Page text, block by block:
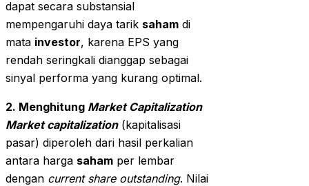
dapat secara substansial
mempengaruhi daya tarik saham di
mata investor, karena EPS yang
rendah seringkali dianggap sebagai
sinyal performa yang kurang optimal.
2. Menghitung Market Capitalization
Market capitalization(kapitalisasi
pasar) diperoleh dari hasil perkalian
antara harga saham per lembar
dengan current share outstanding. Nilai